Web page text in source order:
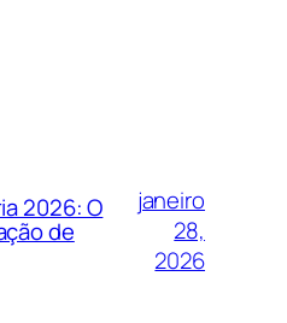
2026: O
de
janeiro
28,
2026